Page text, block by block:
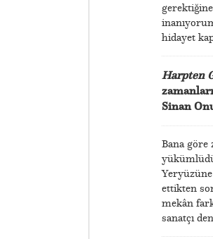
hidayet
Harpten
Sinan
Bana
ettikten
mekân
sanatçı